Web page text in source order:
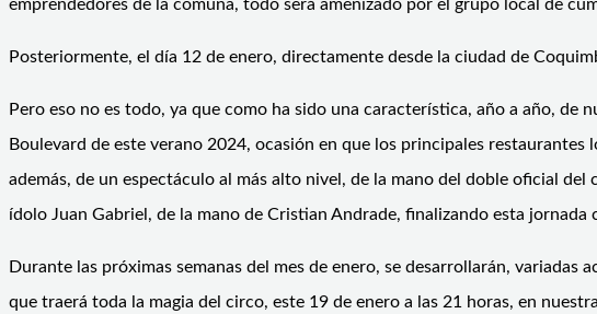
emprendedores de la comuna, todo será amenizado por el grupo local de
Posteriormente, el día 12 de enero, directamente desde la ciudad de
Pero eso no es todo, ya que como ha sido una característica, año a año, de
Boulevard de este verano 2024, ocasión en que los principales
además, de un espectáculo al más alto nivel, de la mano del doble oficial
ídolo Juan Gabriel, de la mano de Cristian Andrade, finalizando esta
Durante las próximas semanas del mes de enero, se desarrollarán,
que traerá toda la magia del circo, este 19 de enero a las 21 horas, en